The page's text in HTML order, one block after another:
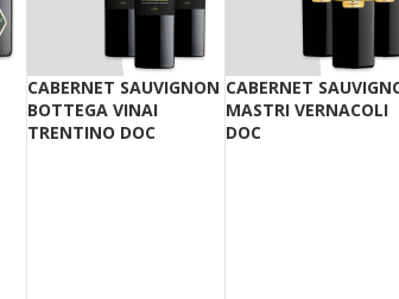
CABERNET SAUVIGNON
BOTTEGA VINAI
TRENTINO DOC
CABERNET
MASTRI VERNACOLI
DOC